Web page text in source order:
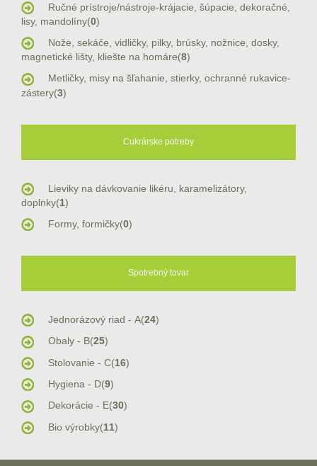
Ručné prístroje/nástroje-krájacie, šúpacie, dekoračné,
lisy, mandolíny(0)
Nože, sekáče, vidličky, pilky, brúsky, nožnice, dosky,
magnetické lišty, kliešte na homáre(8)
Metličky, misy na šľahanie, stierky, ochranné rukavice-
zástery(3)
Cukrárske potreby
Lieviky na dávkovanie likéru, karamelizátory,
doplnky(1)
Formy, formičky(0)
Spotrebný tovar
Jednorázový riad - A(24)
Obaly - B(25)
Stolovanie - C(16)
Hygiena - D(9)
Dekorácie - E(30)
Bio výrobky(11)